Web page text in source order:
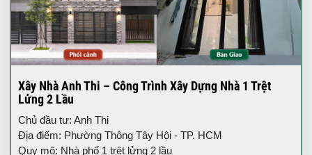
Xây Nhà Anh Thi – Công Trình Xây Dựng Nhà 1 Trệt
Lửng 2 Lầu
Chủ đầu tư: Anh Thi
Địa điểm: Phường Thông Tây Hội - TP. HCM
Quy mô: Nhà phố 1 trệt lửng 2 lầu